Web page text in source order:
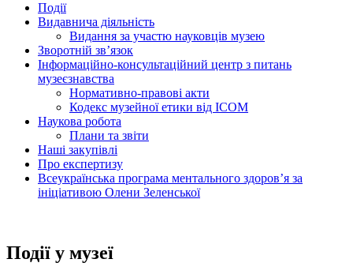
Події
Видавнича діяльність
Видання за участю науковців музею
Зворотній зв’язок
Інформаційно-консультаційний центр з питань
музеєзнавства
Нормативно-правові акти
Кодекс музейної етики від ІСОМ
Наукова робота
Плани та звіти
Наші закупівлі
Про експертизу
Всеукраїнська програма ментального здоров’я за
ініціативою Олени Зеленської
Події у музеї